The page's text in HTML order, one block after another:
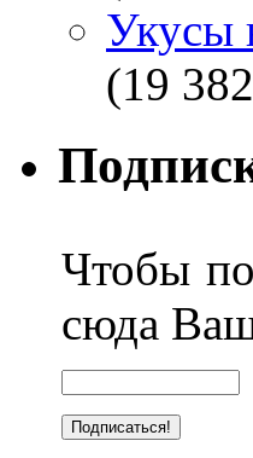
Укусы
(19
Чтобы
сюда